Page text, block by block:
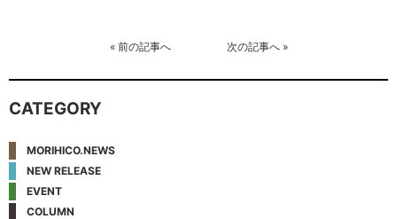
« 前の記事へ 次の記事へ»
CATEGORY
MORIHICO.NEWS
NEW RELEASE
EVENT
COLUMN